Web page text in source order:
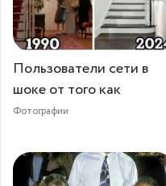
Пользователи сети в
шоке от того как
Фотографии